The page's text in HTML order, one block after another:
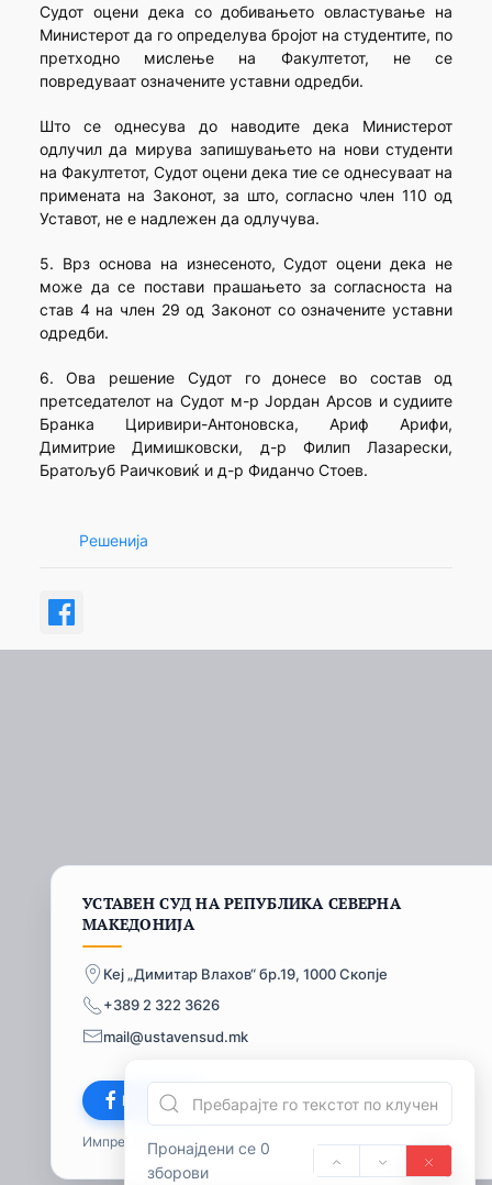
Пронајдени се 0
зборови
Судот оцени дека со добивањето овластување на
Министерот да го определува бројот на студентите, по
претходно мислење на Факултетот, не се
повредуваат означените уставни одредби.
Што се однесува до наводите дека Министерот
одлучил да мирува запишувањето на нови студенти
на Факултетот, Судот оцени дека тие се однесуваат на
примената на Законот, за што, согласно член 110 од
Уставот, не е надлежен да одлучува.
5. Врз основа на изнесеното, Судот оцени дека не
може да се постави прашањето за согласноста на
став 4 на член 29 од Законот со означените уставни
одредби.
6. Ова решение Судот го донесе во состав од
претседателот на Судот м-р Јордан Арсов и судиите
Бранка Циривири-Антоновска, Ариф Арифи,
Димитрие Димишковски, д-р Филип Лазарески,
Братољуб Раичковиќ и д-р Фиданчо Стоев.
Решенија
УСТАВЕН СУД НА РЕПУБЛИКА СЕВЕРНА
МАКЕДОНИЈА
Кеј „Димитар Влахов“ бр.19, 1000 Скопје
+389 2 322 3626
mail@ustavensud.mk
Facebook
Импресум© 2026